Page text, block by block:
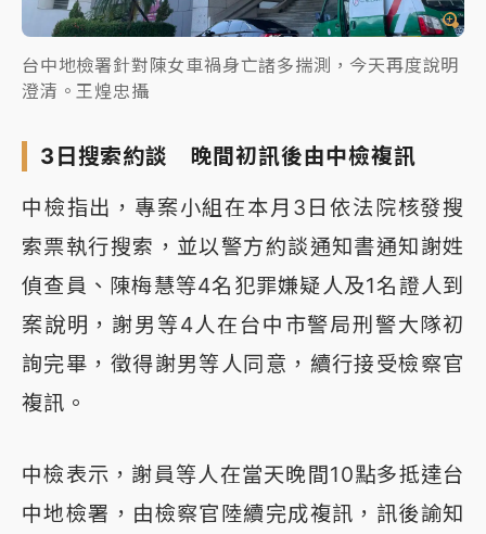
台中地檢署針對陳女車禍身亡諸多揣測，今天再度說明
澄清。王煌忠攝
3日搜索約談 晚間初訊後由中檢複訊
中檢指出，專案小組在本月3日依法院核發搜
索票執行搜索，並以警方約談通知書通知謝姓
偵查員、陳梅慧等4名犯罪嫌疑人及1名證人到
案說明，謝男等4人在台中市警局刑警大隊初
詢完畢，徵得謝男等人同意，續行接受檢察官
複訊。
中檢表示，謝員等人在當天晚間10點多抵達台
中地檢署，由檢察官陸續完成複訊，訊後諭知